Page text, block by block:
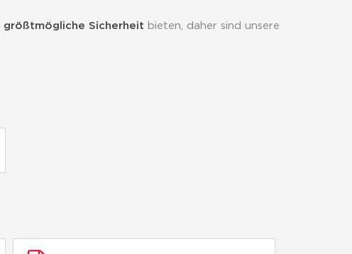
größtmögliche Sicherheit bieten, daher sind unsere